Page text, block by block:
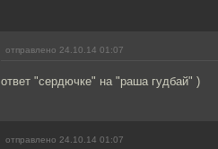
отправлено 24.10.14 01:07
ответ "сердючке" на "раша гудбай" )
отправлено 24.10.14 01:07